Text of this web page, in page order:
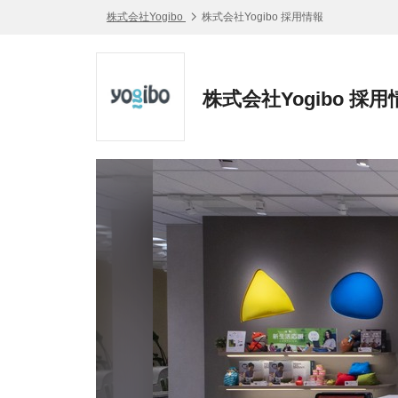
株式会社Yogibo 株式会社Yogibo 採用情報
株式会社Yogibo 採用